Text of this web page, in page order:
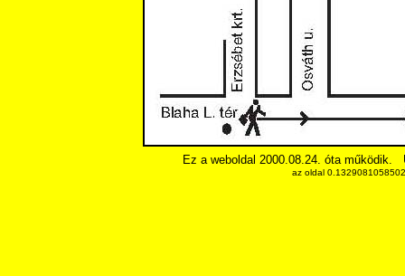
Ez a weboldal 2000.08.24. óta működik.
az oldal